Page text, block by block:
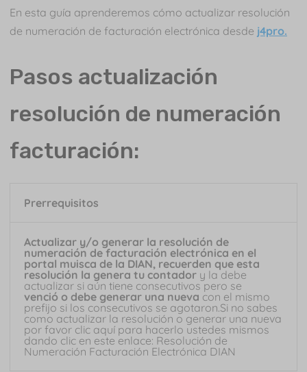
En esta guía aprenderemos cómo actualizar resolución
de numeración de facturación electrónica desde j4pro.
Pasos actualización
resolución de numeración
facturación:
Prerrequisitos
Actualizar y/o generar la resolución de
numeración de facturación electrónica en el
portal muisca de la DIAN, recuerden que esta
resolución la genera tu contador y la debe
actualizar si aún tiene consecutivos pero se
venció o debe generar una nueva con el mismo
prefijo si los consecutivos se agotaron.Si no sabes
como actualizar la resolución o generar una nueva
por favor clic aquí para hacerlo ustedes mismos
dando clic en este enlace: Resolución de
Numeración Facturación Electrónica DIAN